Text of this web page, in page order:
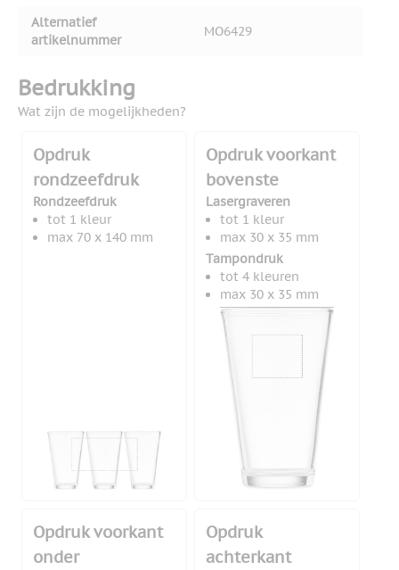
Alternatief
artikelnummer
MO6429
Bedrukking
Wat zijn de mogelijkheden?
Opdruk
rondzeefdruk
Rondzeefdruk
tot 1 kleur
max 70 x 140 mm
Opdruk voorkant
bovenste
Lasergraveren
tot 1 kleur
max 30 x 35 mm
Tampondruk
tot 4 kleuren
max 30 x 35 mm
Opdruk voorkant
onder
Opdruk
achterkant